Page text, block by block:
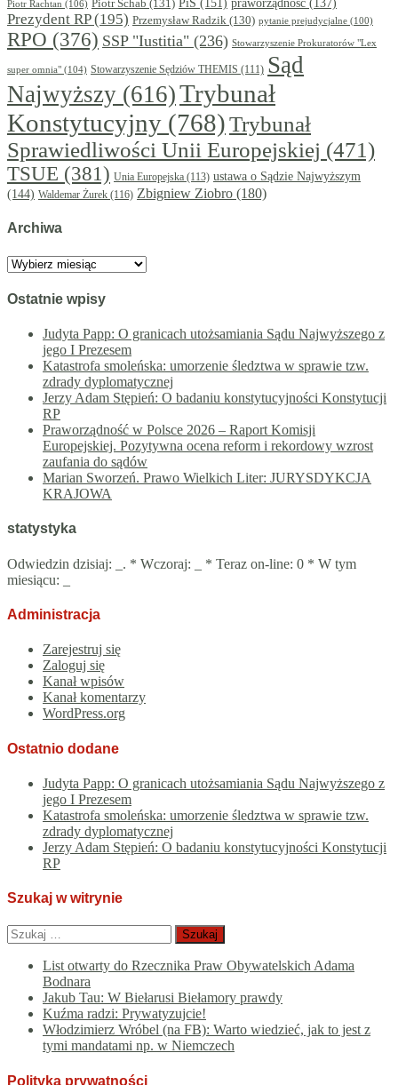
Piotr Rachtan (106) Piotr Schab (131) praworządność (137)
Prezydent RP(195) Przemysław Radzik (130) pytanie prejudycjalne (100)
RPO (376) SSP "Iustitia" (236) Stowarzyszenie Prokuratorów "Lex
super omnia" (104) Stowarzyszenie Sędziów THEMIS (111) Sąd
Najwyższy (616)Trybunał
Konstytucyjny (768)Trybunał
Sprawiedliwości Unii Europejskiej (471)
TSUE (381) Unia Europejska (113) ustawa o Sądzie Najwyższym
(144) Waldemar Żurek (116) Zbigniew Ziobro (180)
Archiwa
Archiwa
Ostatnie wpisy
Judyta Papp: O granicach utożsamiania Sądu Najwyższego z
jego I Prezesem
Katastrofa smoleńska: umorzenie śledztwa w sprawie tzw.
zdrady dyplomatycznej
Jerzy Adam Stępień: O badaniu konstytucyjności Konstytucji
RP
Praworządność w Polsce 2026 – Raport Komisji
Europejskiej. Pozytywna ocena reform i rekordowy wzrost
zaufania do sądów
Marian Sworzeń. Prawo Wielkich Liter: JURYSDYKCJA
KRAJOWA
statystyka
Odwiedzin dzisiaj: . * Wczoraj:
* Teraz on-line: 0 * W tym
miesiącu:
Administracja
Zarejestruj się
Zaloguj się
Kanał wpisów
Kanał komentarzy
WordPress.org
Ostatnio dodane
Judyta Papp: O granicach utożsamiania Sądu Najwyższego z
jego I Prezesem
Katastrofa smoleńska: umorzenie śledztwa w sprawie tzw.
zdrady dyplomatycznej
Jerzy Adam Stępień: O badaniu konstytucyjności Konstytucji
RP
Szukaj w witrynie
Szukaj:
List otwarty do Rzecznika Praw Obywatelskich Adama
Bodnara
Jakub Tau: W Biełarusi Biełamory prawdy
Kuźma radzi: Prywatyzujcie!
Włodzimierz Wróbel (na FB): Warto wiedzieć, jak to jest z
tymi mandatami np. w Niemczech
Polityka prywatności